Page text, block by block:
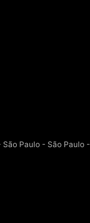
Paulo - São Paulo -